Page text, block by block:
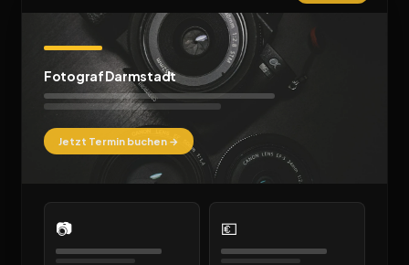
Fotograf Darmstadt
Jetzt Termin buchen →
📷 💶